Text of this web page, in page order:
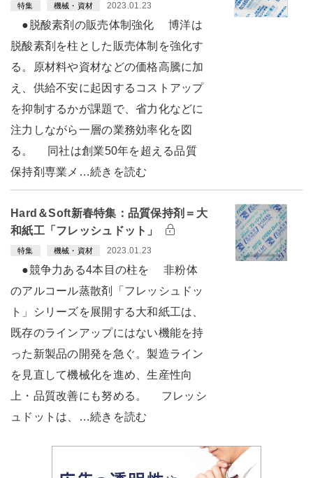
特集 機械・資材 2023.01.23
●脱酸素剤の販売体制強化 博洋は
脱酸素剤を柱とした販売体制を強化す
る。原材料や資材などの価格高騰に加
え、供給不安に起因するコストアップ
を抑制するかが課題で、省力化などに
注力しながら一層の業務効率化を図
る。 同社は創業50年を超える品質
保持剤専業メ…続きを読む
Hard＆Soft新春特集：品質保持剤＝大
和紙工「フレッシュドット」
特集 機械・資材 2023.01.23
●競争力ある4本目の柱を 非粉体
のアルコール蒸散剤「フレッシュドッ
ト」シリーズを展開する大和紙工は、
既存のラインアップにはない機能を持
った新製品の開発を急ぐ。製造ライン
を見直して機械化を進め、生産性向
上・品質改善にも努める。 フレッシ
ュドットは、…続きを読む